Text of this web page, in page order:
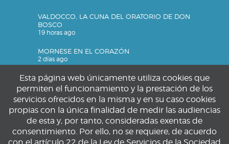
VALDOCCO, LA CUNA DEL ORATORIO DE DON
BOSCO
19 horas ago
MORNESE EN EL CORAZÓN
2 días ago
Privacidad
Política de privacidad
Política de cookies
Esta página web únicamente utiliza cookies que
permiten el funcionamiento y la prestación de los
servicios ofrecidos en la misma y en su caso cookies
propias con la única finalidad de medir las audiencias
de esta y, por tanto, consideradas exentas de
consentimiento. Por ello, no se requiere, de acuerdo